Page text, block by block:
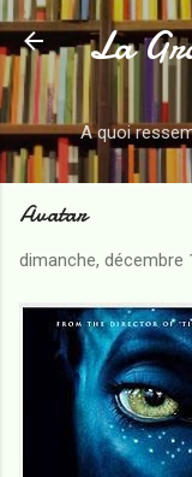
La
A quoi
Avatar
dimanche, décembre